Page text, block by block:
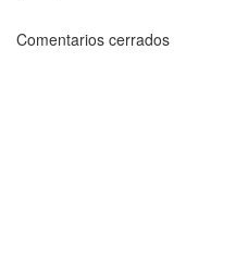
Comentarios cerrados